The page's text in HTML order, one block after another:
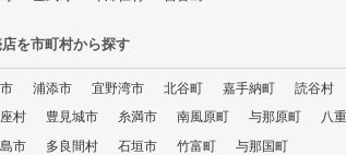
店を市町村から探す
浦添市 宜野湾市 北谷町 嘉手納町 読谷村
村
豊見城市 糸満市 南風原町 与那原町 八
市
多良間村 石垣市 竹富町 与那国町